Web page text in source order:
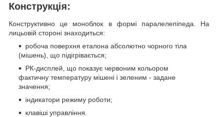
Конструкція:
Конструктивно це моноблок в формі паралелепіпеда. На
лицьовій стороні знаходиться:
робоча поверхня еталона абсолютно чорного тіла
(мішень), що підігрівається;
РК-дисплей, що показує червоним кольором
фактичну температуру мішені і зеленим - задане
значення;
індикатори режиму роботи;
клавіші управління.